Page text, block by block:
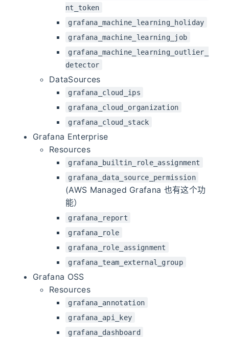
nt_token
grafana_machine_learning_holiday
grafana_machine_learning_job
grafana_machine_learning_outlier_
detector
DataSources
grafana_cloud_ips
grafana_cloud_organization
grafana_cloud_stack
Grafana Enterprise
Resources
grafana_builtin_role_assignment
grafana_data_source_permission
(AWS Managed Grafana 也有这个功
能）
grafana_report
grafana_role
grafana_role_assignment
grafana_team_external_group
Grafana OSS
Resources
grafana_annotation
grafana_api_key
grafana_dashboard